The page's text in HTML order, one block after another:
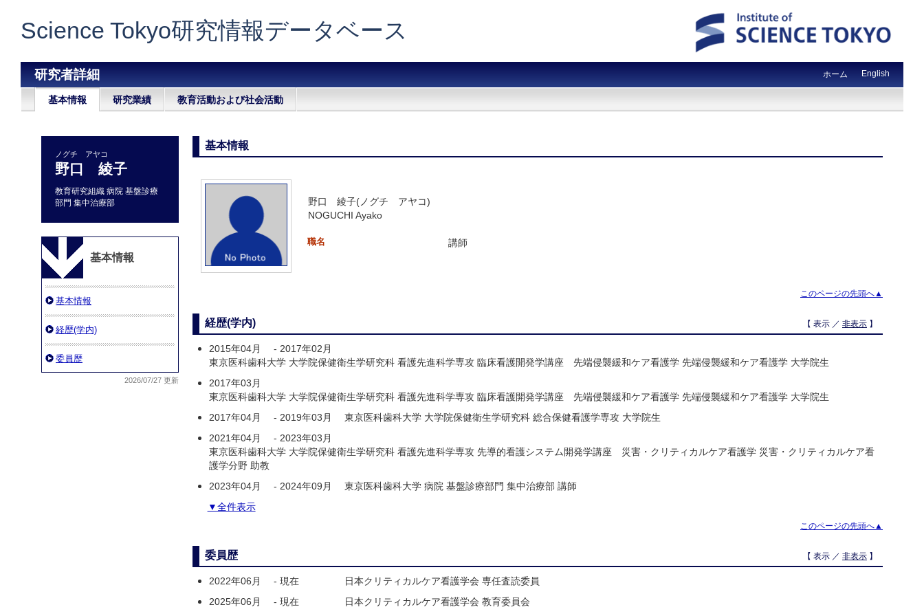
Science Tokyo研究情報データベース
研究者詳細 ホーム English
基本情報 研究業績 教育活動および社会活動
ノグチ アヤコ
野口 綾子
教育研究組織 病院 基盤診療
部門 集中治療部
基本情報
基本情報
経歴(学内)
委員歴
2026/07/27 更新
基本情報
野口 綾子(ノグチ アヤコ)
NOGUCHI Ayako
職名 講師
このページの先頭へ▲
経歴(学内) 【 表示 ／ 非表示 】
2015年04月 - 2017年02月
東京医科歯科大学 大学院保健衛生学研究科 看護先進科学専攻 臨床看護開発学講座 先端侵襲緩和ケア看護学 先端侵襲緩和ケア看護学 大学院生
2017年03月
東京医科歯科大学 大学院保健衛生学研究科 看護先進科学専攻 臨床看護開発学講座 先端侵襲緩和ケア看護学 先端侵襲緩和ケア看護学 大学院生
2017年04月
- 2019年03月
東京医科歯科大学 大学院保健衛生学研究科 総合保健看護学専攻 大学院生
2021年04月
- 2023年03月
東京医科歯科大学 大学院保健衛生学研究科 看護先進科学専攻 先導的看護システム開発学講座 災害・クリティカルケア看護学 災害・クリティカルケア看
護学分野 助教
2023年04月
- 2024年09月
東京医科歯科大学 病院 基盤診療部門 集中治療部 講師
▼全件表示
このページの先頭へ▲
委員歴 【 表示 ／ 非表示 】
2022年06月 - 現在
日本クリティカルケア看護学会 専任査読委員
2025年06月
- 現在 日本クリティカルケア看護学会 教育委員会